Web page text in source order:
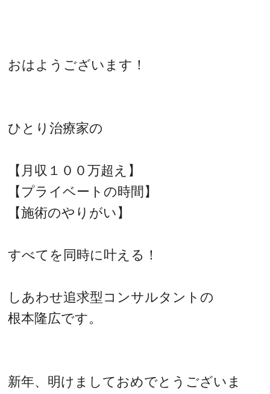
おはようございます！
ひとり治療家の
【月収１００万超え】
【プライベートの時間】
【施術のやりがい】
すべてを同時に叶える！
しあわせ追求型コンサルタントの
根本隆広です。
新年、明けましておめでとうございま